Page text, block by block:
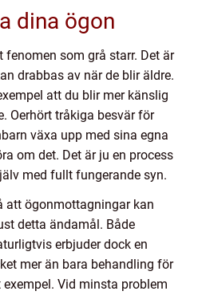
dina ögon
som grå starr. Det är
drabbas av när de blir äldre.
att du blir mer känslig
Oerhört tråkiga besvär för
växa upp med sina egna
om det. Det är ju en process
med fullt fungerande syn.
att ögonmottagningar kan
detta ändamål. Både
erbjuder dock en
mer än bara behandling för
Vid minsta problem